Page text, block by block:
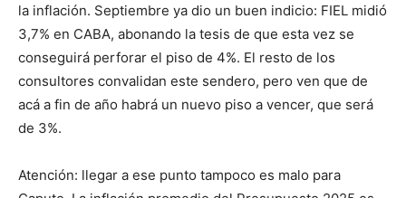
la inflación. Septiembre ya dio un buen indicio: FIEL midió
3,7% en CABA, abonando la tesis de que esta vez se
conseguirá perforar el piso de 4%. El resto de los
consultores convalidan este sendero, pero ven que de
acá a fin de año habrá un nuevo piso a vencer, que será
de 3%.
Atención: llegar a ese punto tampoco es malo para